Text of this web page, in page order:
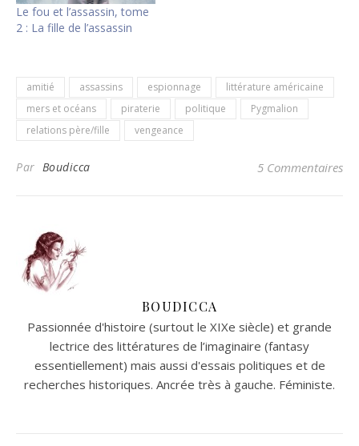
Le fou et l’assassin, tome
2 : La fille de l’assassin
amitié assassins espionnage
littérature américaine
mers et océans
piraterie politique
Pygmalion
relations père/fille
vengeance
Par Boudicca 5 Commentaires
BOUDICCA
Passionnée d'histoire (surtout le XIXe siècle) et grande
lectrice des littératures de l’imaginaire (fantasy
essentiellement) mais aussi d'essais politiques et de
recherches historiques. Ancrée très à gauche. Féministe.